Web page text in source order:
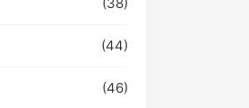
(44)
(46)